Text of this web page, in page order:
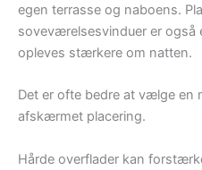
egen terrasse og naboens.
soveværelsesvinduer er også
opleves stærkere om natten.
Det er ofte bedre at vælge en
afskærmet placering.
Hårde overflader kan